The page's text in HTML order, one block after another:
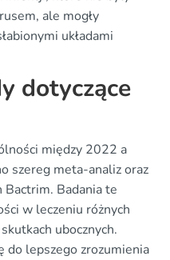
ale mogły
układami
dotyczące
między 2022 a
szereg meta-analiz oraz
Bactrim. Badania te
w leczeniu różnych
ubocznych.
do lepszego zrozumienia